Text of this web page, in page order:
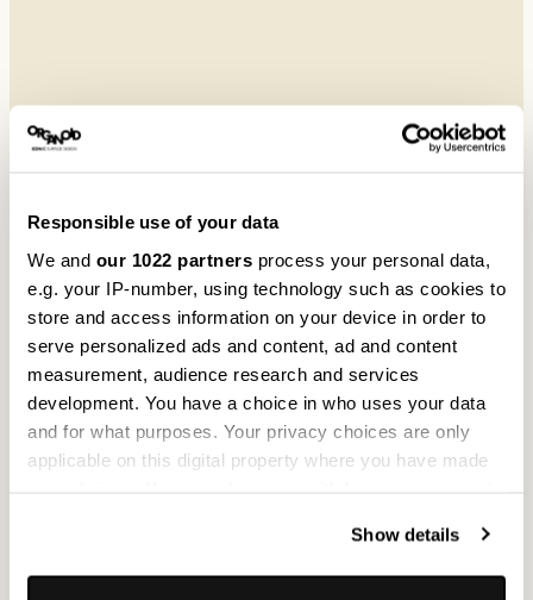
Responsible use of your data
We and our 1022 partners process your personal data,
e.g. your IP-number, using technology such as cookies to
store and access information on your device in order to
serve personalized ads and content, ad and content
measurement, audience research and services
development. You have a choice in who uses your data
and for what purposes. Your privacy choices are only
applicable on this digital property where you have made
Show details
Innovative Oberflächen
aus natürlichen Materialien
ORGANOID bringt
echte
Naturmaterialien in
den Innenraum. Für
Räume, die wir mit